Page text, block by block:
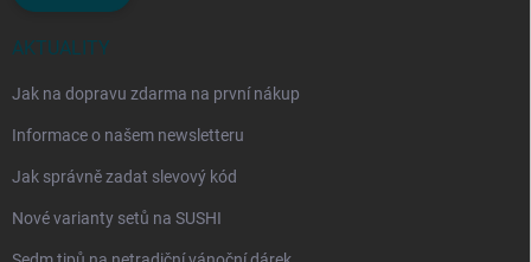
AKTUALITY
Jak na dopravu zdarma na první nákup
Informace o našem newsletteru
Jak správně zadat slevový kód
Nové varianty setů na SUSHI